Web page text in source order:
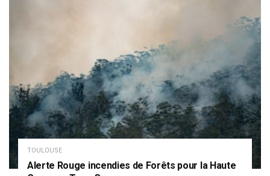
TOULOUSE
Alerte Rouge incendies de Forêts pour la Haute